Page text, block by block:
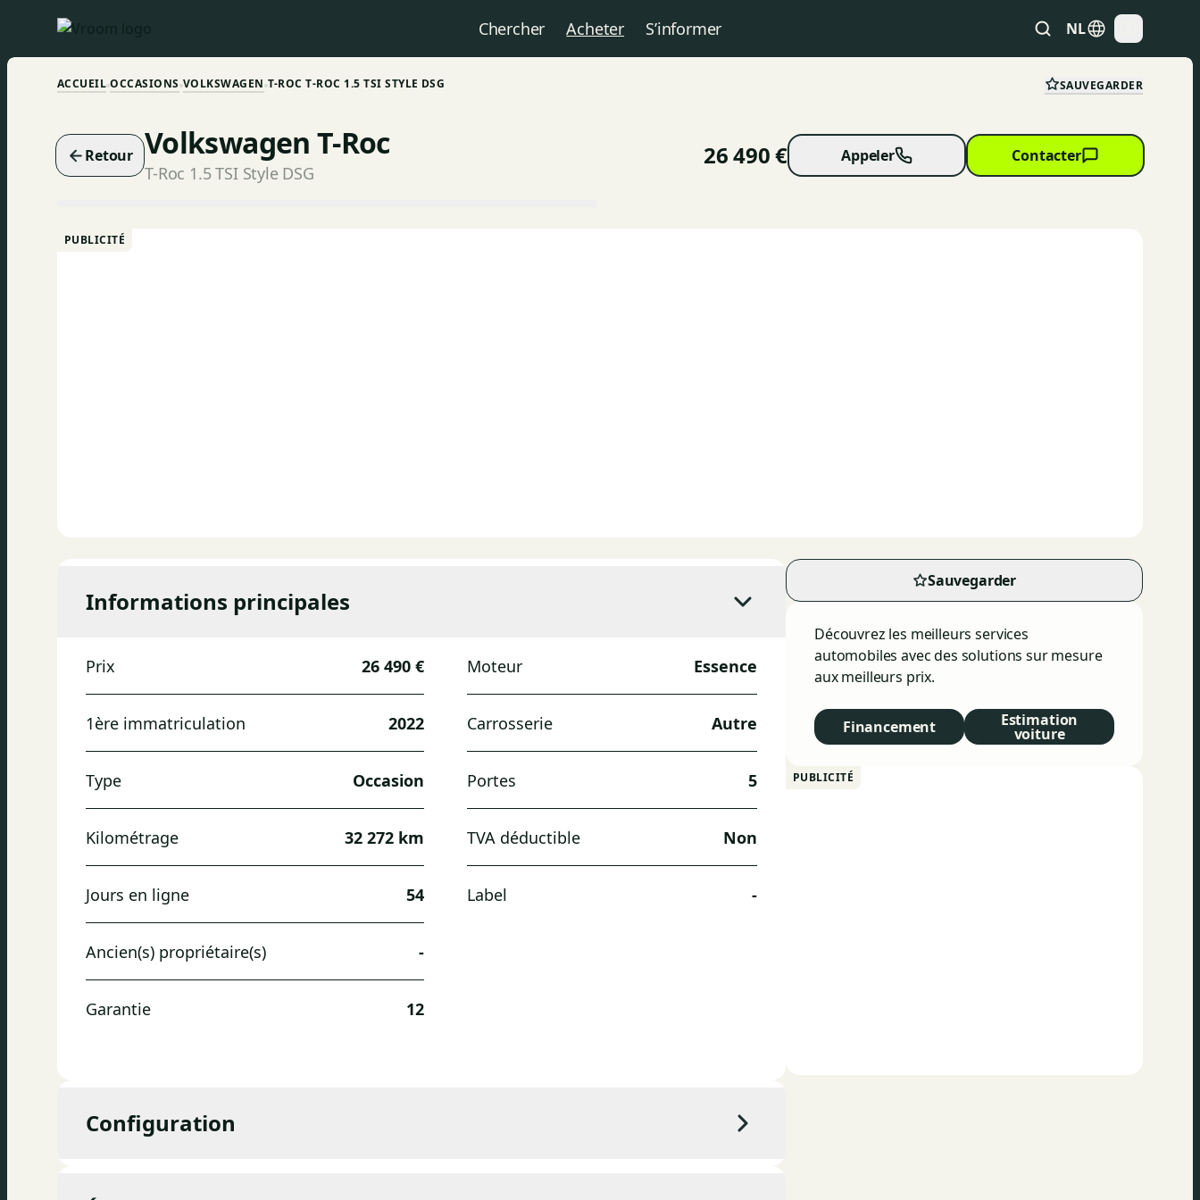
Chercher Acheter S’informer NL
ACCUEIL OCCASIONS VOLKSWAGEN T-ROC T-ROC 1.5 TSI STYLE DSG SAUVEGARDER
Retour Volkswagen T-Roc
T-Roc 1.5 TSI Style DSG
26 490 € Appeler
Contacter
PUBLICITÉ
Informations principales
Prix 26 490 €
1ère immatriculation 2022
Type Occasion
Kilométrage 32 272 km
Jours en ligne 54
Ancien(s) propriétaire(s) -
Garantie 12
Moteur Essence
Carrosserie Autre
Portes 5
TVA déductible Non
Label -
Configuration
Sauvegarder
Découvrez les meilleurs services
automobiles avec des solutions sur mesure
aux meilleurs prix.
Financement Estimation
voiture
PUBLICITÉ